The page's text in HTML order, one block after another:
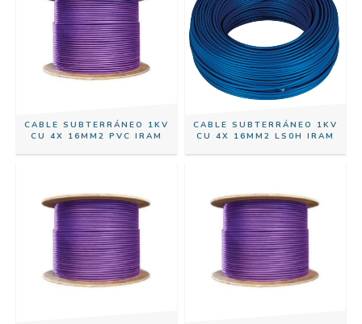
CABLE SUBTERRÁNEO 1KV
CU 4X 16MM2 PVC IRAM
CABLE SUBTERRÁNEO 1KV
CU 4X 16MM2 LS0H IRAM